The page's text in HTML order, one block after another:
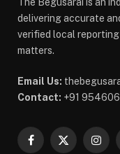
delivering accurate
verified local
matters.
Email Us:
Contact: +91
Facebook
X